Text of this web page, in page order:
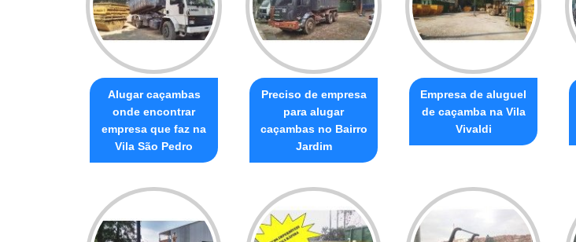
Alugar caçambas
onde encontrar
empresa que faz na
Vila São Pedro
Preciso de empresa
para alugar
caçambas no Bairro
Jardim
Empresa de aluguel
de caçamba na Vila
Vivaldi